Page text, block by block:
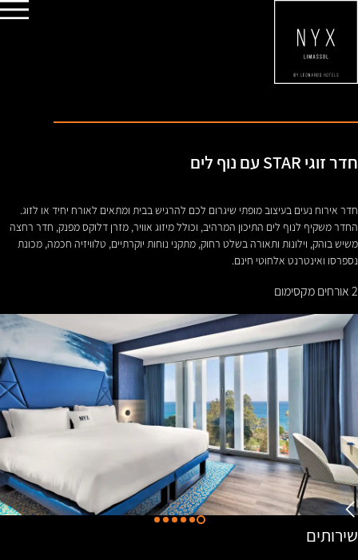
פגישות
חדר זוגי STAR עם נוף לים
חדר אירוח נעים בעיצוב מופתי שיגרום לכם להרגיש בבית ומתאים לאורח יחיד או לזוג.
החדר משקיף לנוף לים התיכון המרהיב, וכולל מיזוג אוויר, מזרן דלוקס מפנק, חדר רחצה
משיש בוהק, וילונות ותאורה בשלט רחוק, מתקני נוחות יוקרתיים, טלוויזיה חכמה, מכונת
נספרסו ואינטרנט אלחוטי חינם.
2 אורחים מקסימום
שירותים